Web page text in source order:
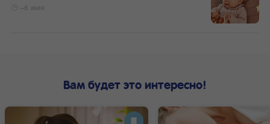
~6 мин
Вам будет это интересно!